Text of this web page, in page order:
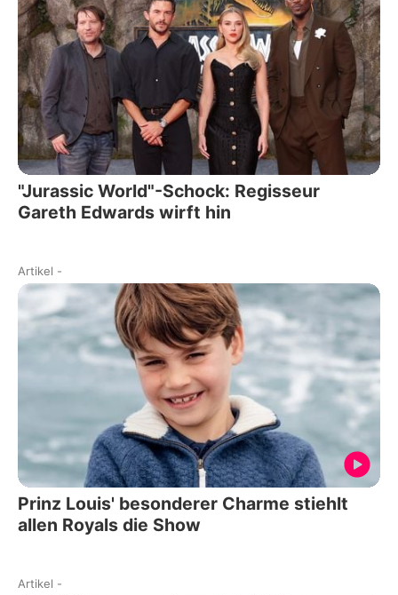
"Jurassic World"-Schock: Regisseur
Gareth Edwards wirft hin
Artikel -
Prinz Louis' besonderer Charme stiehlt
allen Royals die Show
Artikel -